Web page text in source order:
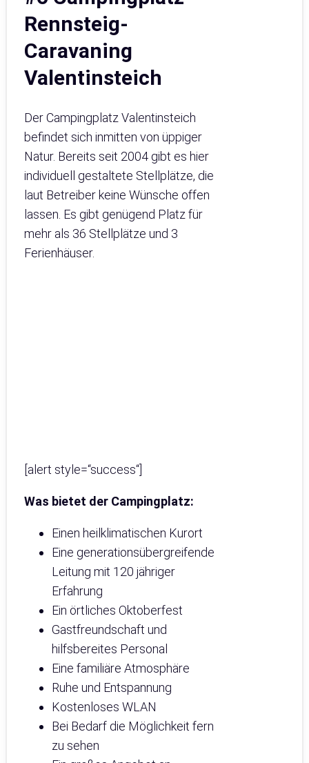
Rennsteig-
Caravaning
Valentinsteich
Der Campingplatz Valentinsteich
befindet sich inmitten von üppiger
Natur. Bereits seit 2004 gibt es hier
individuell gestaltete Stellplätze, die
laut Betreiber keine Wünsche offen
lassen. Es gibt genügend Platz für
mehr als 36 Stellplätze und 3
Ferienhäuser.
[alert style=“success“]
Was bietet der Campingplatz:
Einen heilklimatischen Kurort
Eine generationsübergreifende
Leitung mit 120 jähriger
Erfahrung
Ein örtliches Oktoberfest
Gastfreundschaft und
hilfsbereites Personal
Eine familiäre Atmosphäre
Ruhe und Entspannung
Kostenloses WLAN
Bei Bedarf die Möglichkeit fern
zu sehen